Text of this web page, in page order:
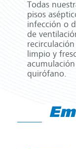
Todas
pisos
infección o
de
limpio y
acumulación
quirófano.